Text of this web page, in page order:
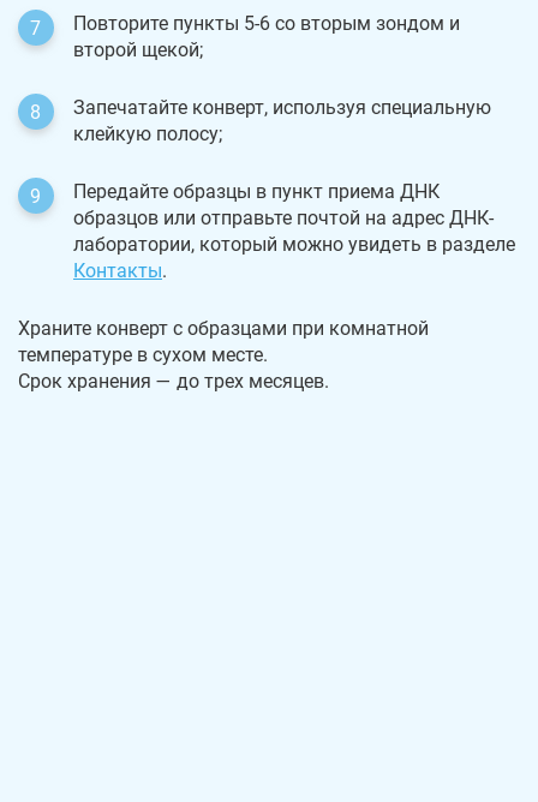
Повторите пункты 5-6 со вторым зондом и
второй щекой;
Запечатайте конверт, используя специальную
клейкую полосу;
Передайте образцы в пункт приема ДНК
образцов или отправьте почтой на адрес ДНК-
лаборатории, который можно увидеть в разделе
Контакты.
Храните конверт с образцами при комнатной
температуре в сухом месте.
Срок хранения — до трех месяцев.